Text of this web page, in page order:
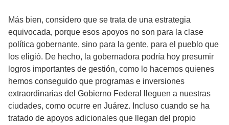
Más bien, considero que se trata de una estrategia
equivocada, porque esos apoyos no son para la clase
política gobernante, sino para la gente, para el pueblo que
los eligió. De hecho, la gobernadora podría hoy presumir
logros importantes de gestión, como lo hacemos quienes
hemos conseguido que programas e inversiones
extraordinarias del Gobierno Federal lleguen a nuestras
ciudades, como ocurre en Juárez. Incluso cuando se ha
tratado de apoyos adicionales que llegan del propio